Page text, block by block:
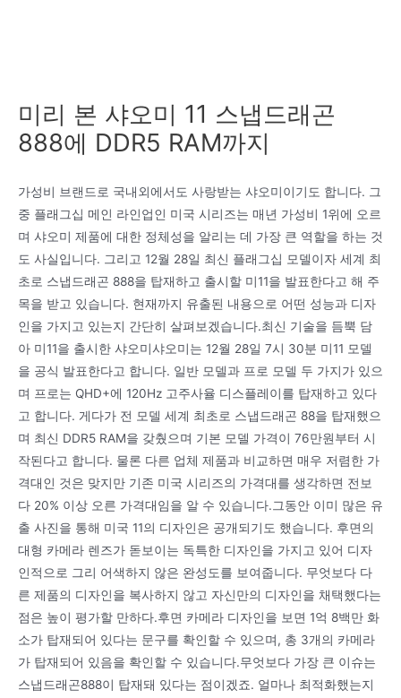
미리 본 샤오미 11 스냅드래곤
888에 DDR5 RAM까지
가성비 브랜드로 국내외에서도 사랑받는 샤오미이기도 합니다. 그
중 플래그십 메인 라인업인 미국 시리즈는 매년 가성비 1위에 오르
며 샤오미 제품에 대한 정체성을 알리는 데 가장 큰 역할을 하는 것
도 사실입니다. 그리고 12월 28일 최신 플래그십 모델이자 세계 최
초로 스냅드래곤 888을 탑재하고 출시할 미11을 발표한다고 해 주
목을 받고 있습니다. 현재까지 유출된 내용으로 어떤 성능과 디자
인을 가지고 있는지 간단히 살펴보겠습니다.최신 기술을 듬뿍 담
아 미11을 출시한 샤오미샤오미는 12월 28일 7시 30분 미11 모델
을 공식 발표한다고 합니다. 일반 모델과 프로 모델 두 가지가 있으
며 프로는 QHD+에 120Hz 고주사율 디스플레이를 탑재하고 있다
고 합니다. 게다가 전 모델 세계 최초로 스냅드래곤 88을 탑재했으
며 최신 DDR5 RAM을 갖췄으며 기본 모델 가격이 76만원부터 시
작된다고 합니다. 물론 다른 업체 제품과 비교하면 매우 저렴한 가
격대인 것은 맞지만 기존 미국 시리즈의 가격대를 생각하면 전보
다 20% 이상 오른 가격대임을 알 수 있습니다.그동안 이미 많은 유
출 사진을 통해 미국 11의 디자인은 공개되기도 했습니다. 후면의
대형 카메라 렌즈가 돋보이는 독특한 디자인을 가지고 있어 디자
인적으로 그리 어색하지 않은 완성도를 보여줍니다. 무엇보다 다
른 제품의 디자인을 복사하지 않고 자신만의 디자인을 채택했다는
점은 높이 평가할 만하다.후면 카메라 디자인을 보면 1억 8백만 화
소가 탑재되어 있다는 문구를 확인할 수 있으며, 총 3개의 카메라
가 탑재되어 있음을 확인할 수 있습니다.무엇보다 가장 큰 이슈는
스냅드래곤888이 탑재돼 있다는 점이겠죠. 얼마나 최적화했는지